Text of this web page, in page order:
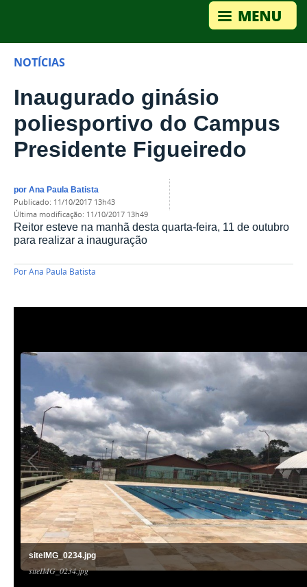
NOTÍCIAS
Inaugurado ginásio
poliesportivo do Campus
Presidente Figueiredo
por Ana Paula Batista
publicado: 11/10/2017 13h43
última modificação: 11/10/2017 13h49
Reitor esteve na manhã desta quarta-feira, 11 de outubro
para realizar a inauguração
PorAna Paula Batista
siteIMG_0234.jpg
siteIMG_0234.jpg